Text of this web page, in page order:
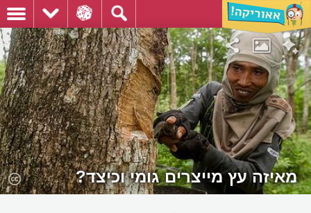
מאיזה עץ מייצרים גומי וכיצד?